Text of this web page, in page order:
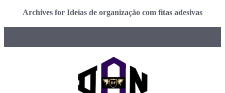
Archives for Ideias de organização com fitas adesivas